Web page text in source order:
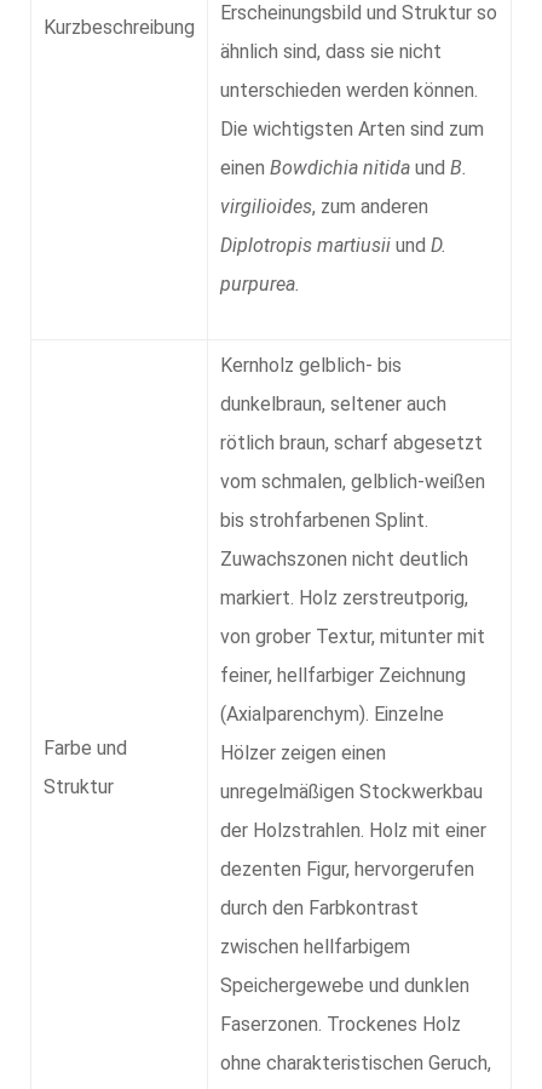
Kurzbeschreibung
Erscheinungsbild und Struktur so
ähnlich sind, dass sie nicht
unterschieden werden können.
Die wichtigsten Arten sind zum
einen Bowdichia nitida und B.
virgilioides, zum anderen
Diplotropis martiusii und D.
purpurea.
Farbe und
Struktur
Kernholz gelblich- bis
dunkelbraun, seltener auch
rötlich braun, scharf abgesetzt
vom schmalen, gelblich-weißen
bis strohfarbenen Splint.
Zuwachszonen nicht deutlich
markiert. Holz zerstreutporig,
von grober Textur, mitunter mit
feiner, hellfarbiger Zeichnung
(Axialparenchym). Einzelne
Hölzer zeigen einen
unregelmäßigen Stockwerkbau
der Holzstrahlen. Holz mit einer
dezenten Figur, hervorgerufen
durch den Farbkontrast
zwischen hellfarbigem
Speichergewebe und dunklen
Faserzonen. Trockenes Holz
ohne charakteristischen Geruch,